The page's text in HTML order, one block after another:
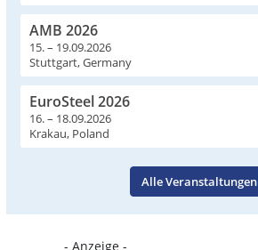
AMB 2026
15. – 19.09.2026
Stuttgart, Germany
EuroSteel 2026
16. – 18.09.2026
Krakau, Poland
Alle Veranstaltungen
- Anzeige -